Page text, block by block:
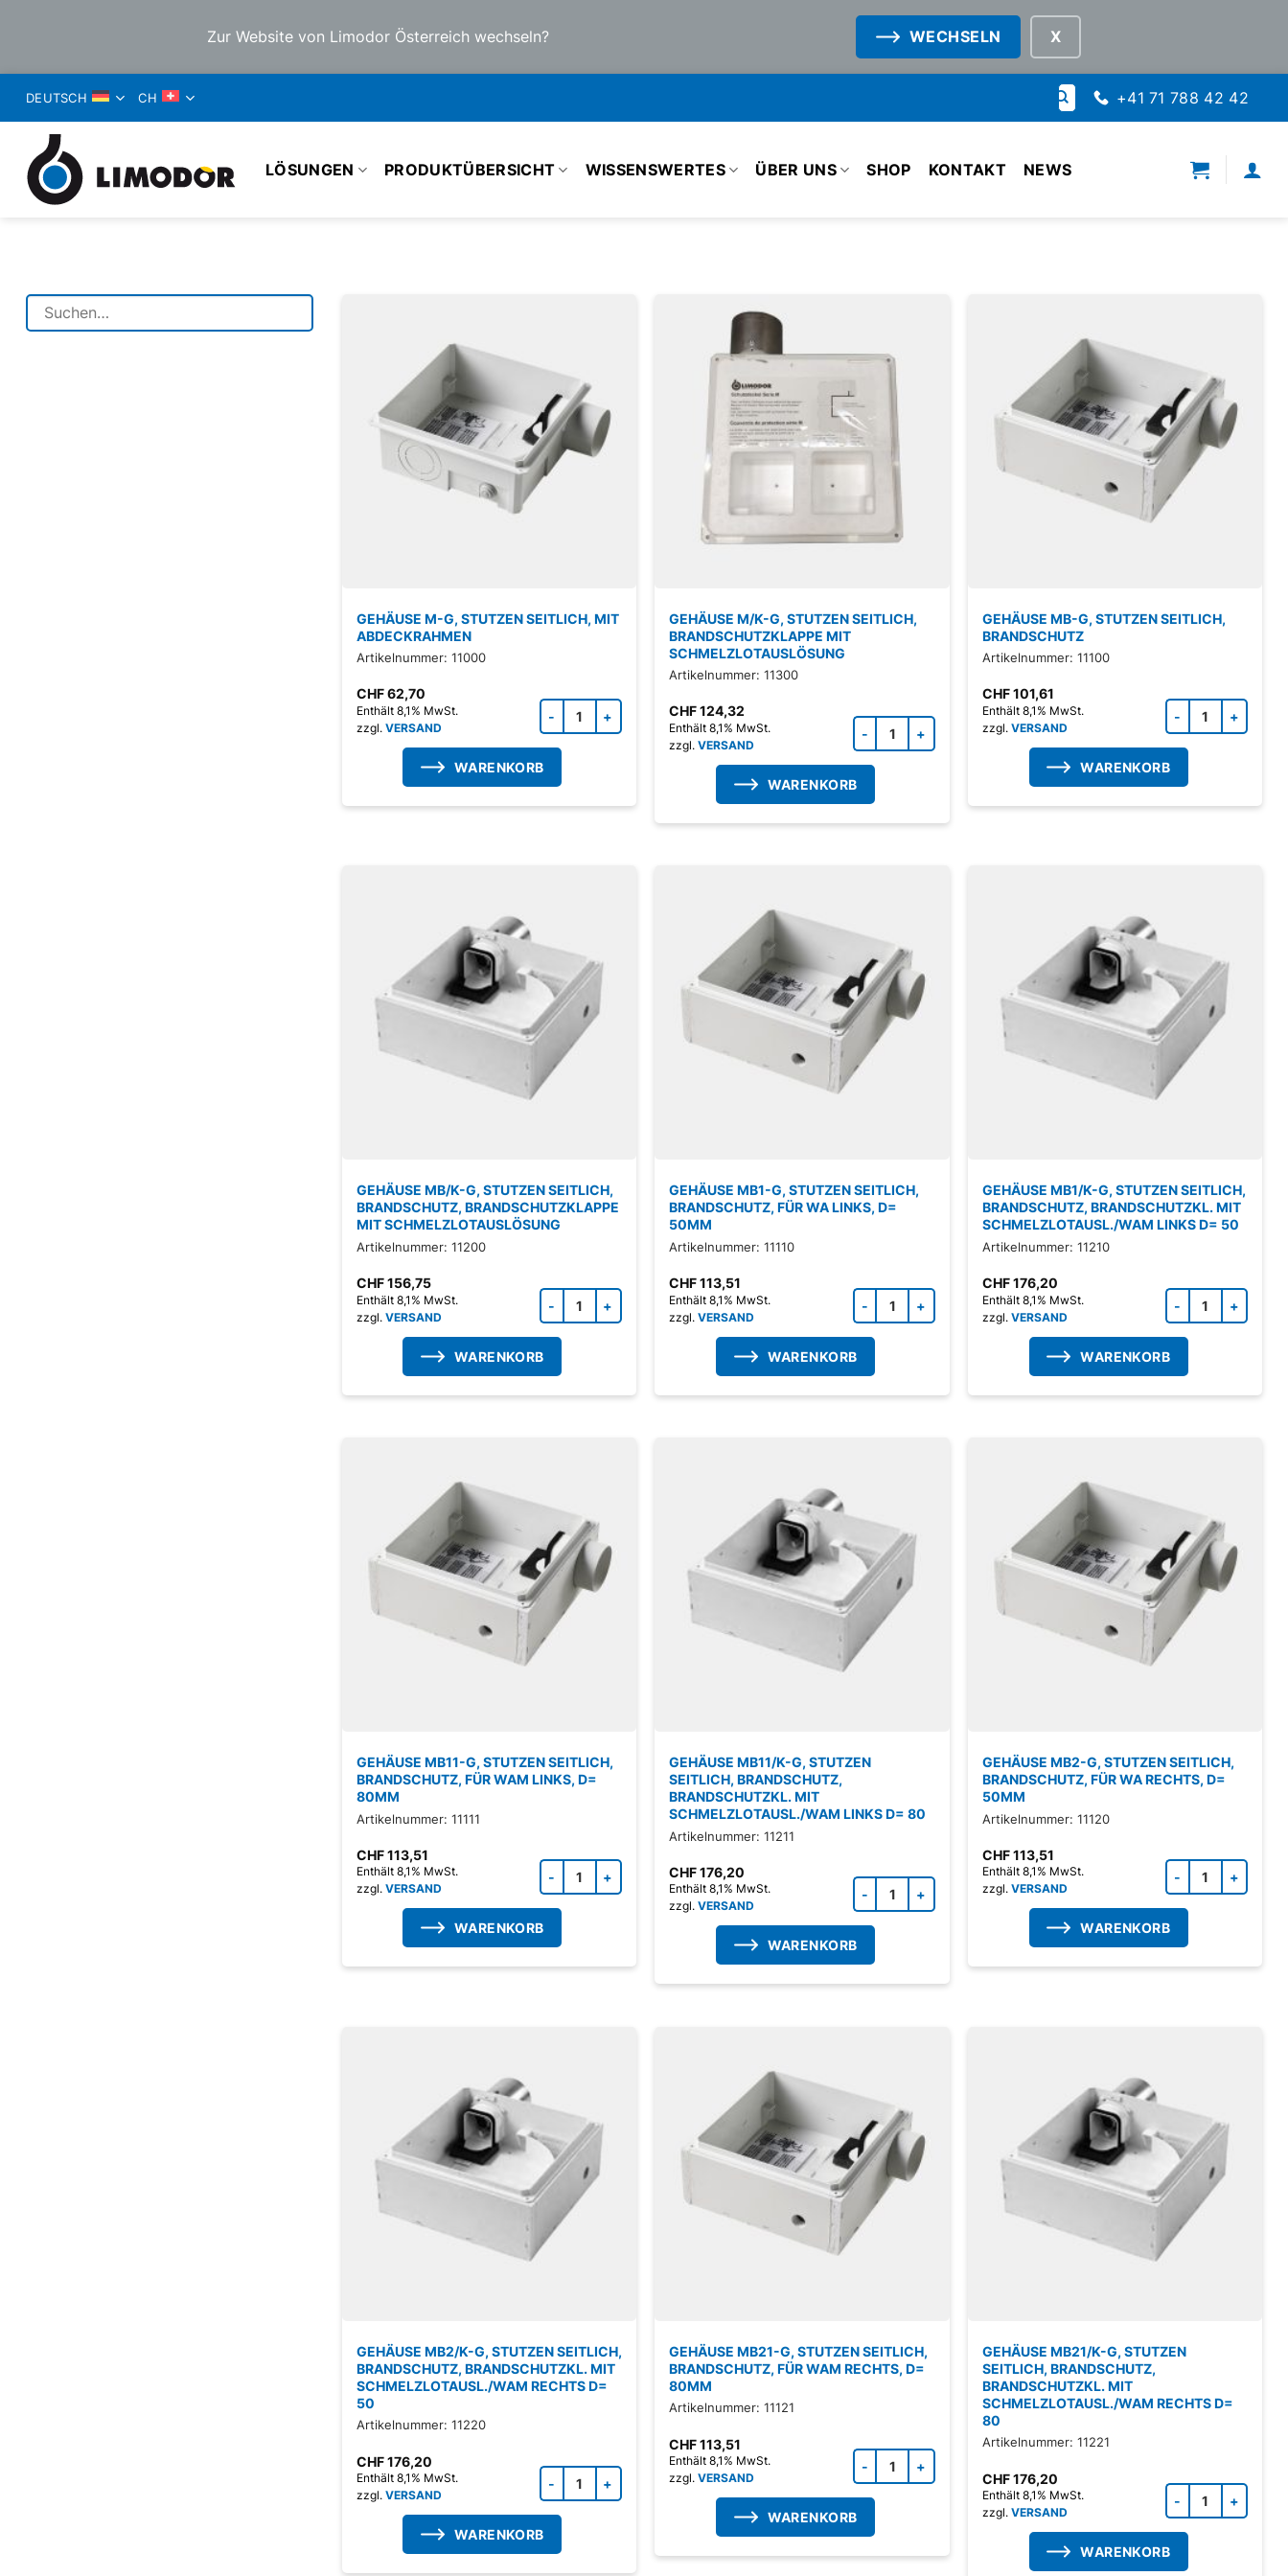
Zur Website von Limodor Österreich wechseln? WECHSELN
INHALT
SPRINGEN
DEUTSCH CH
Suche
nach:
+41 71 788 42 42
LÖSUNGEN PRODUKTÜBERSICHT WISSENSWERTES ÜBER UNS SHOP KONTAKT NEWS
GEHÄUSE M-G, STUTZEN SEITLICH, MIT
ABDECKRAHMEN
Artikelnummer: 11000
CHF62,70
Enthält 8,1% MwSt.
zzgl. VERSAND
Zubehörprodukt Menge
WARENKORB
GEHÄUSE M/K-G, STUTZEN SEITLICH,
BRANDSCHUTZKLAPPE MIT
SCHMELZLOTAUSLÖSUNG
Artikelnummer: 11300
CHF124,32
Enthält 8,1% MwSt.
zzgl.VERSAND
Zubehörprodukt Menge
WARENKORB
GEHÄUSE MB-G, STUTZEN SEITLICH,
BRANDSCHUTZ
Artikelnummer: 11100
CHF101,61
Enthält 8,1% MwSt.
zzgl.VERSAND
WARENKORB
GEHÄUSE MB/K-G, STUTZEN SEITLICH,
BRANDSCHUTZ, BRANDSCHUTZKLAPPE
MIT SCHMELZLOTAUSLÖSUNG
Artikelnummer: 11200
CHF156,75
Enthält 8,1% MwSt.
zzgl. VERSAND
Zubehörprodukt Menge
WARENKORB
GEHÄUSE MB1-G, STUTZEN SEITLICH,
BRANDSCHUTZ, FÜR WA LINKS, D=
50MM
Artikelnummer: 11110
CHF113,51
Enthält 8,1% MwSt.
zzgl.VERSAND
Zubehörprodukt Menge
WARENKORB
GEHÄUSE MB1/K-G, STUTZEN SEITLICH,
BRANDSCHUTZ, BRANDSCHUTZKL. MIT
SCHMELZLOTAUSL./WAM LINKS D= 50
Artikelnummer: 11210
CHF176,20
Enthält 8,1% MwSt.
zzgl.VERSAND
WARENKORB
GEHÄUSE MB11-G, STUTZEN SEITLICH,
BRANDSCHUTZ, FÜR WAM LINKS, D=
80MM
Artikelnummer: 11111
CHF113,51
Enthält 8,1% MwSt.
zzgl. VERSAND
Zubehörprodukt Menge
WARENKORB
GEHÄUSE MB11/K-G, STUTZEN
SEITLICH, BRANDSCHUTZ,
BRANDSCHUTZKL. MIT
SCHMELZLOTAUSL./WAM LINKS D= 80
Artikelnummer: 11211
CHF176,20
Enthält 8,1% MwSt.
zzgl.VERSAND
Zubehörprodukt Menge
WARENKORB
GEHÄUSE MB2-G, STUTZEN SEITLICH,
BRANDSCHUTZ, FÜR WA RECHTS, D=
50MM
Artikelnummer: 11120
CHF113,51
Enthält 8,1% MwSt.
zzgl.VERSAND
WARENKORB
GEHÄUSE MB2/K-G, STUTZEN SEITLICH,
BRANDSCHUTZ, BRANDSCHUTZKL. MIT
SCHMELZLOTAUSL./WAM RECHTS D=
50
Artikelnummer: 11220
CHF176,20
Enthält 8,1% MwSt.
zzgl. VERSAND
Zubehörprodukt Menge
WARENKORB
GEHÄUSE MB21-G, STUTZEN SEITLICH,
BRANDSCHUTZ, FÜR WAM RECHTS, D=
80MM
Artikelnummer: 11121
CHF113,51
Enthält 8,1% MwSt.
zzgl.VERSAND
Zubehörprodukt Menge
WARENKORB
GEHÄUSE MB21/K-G, STUTZEN
SEITLICH, BRANDSCHUTZ,
BRANDSCHUTZKL. MIT
SCHMELZLOTAUSL./WAM RECHTS D=
80
Artikelnummer: 11221
CHF176,20
Enthält 8,1% MwSt.
zzgl.VERSAND
WARENKORB